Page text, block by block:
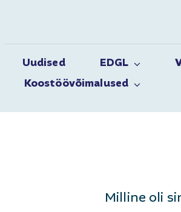
Uudised EDGL
Koostöövõimalused
Milline oli